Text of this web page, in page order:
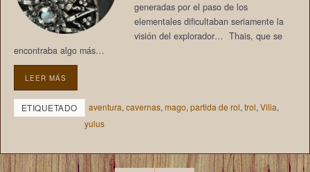
generadas por el paso de los
elementales dificultaban seriamente la
visión del explorador… Thais, que se
encontraba algo más…
LEER MÁS
ETIQUETADO aventura, cavernas, mago, partida de rol, trol, Vilia,
yulus